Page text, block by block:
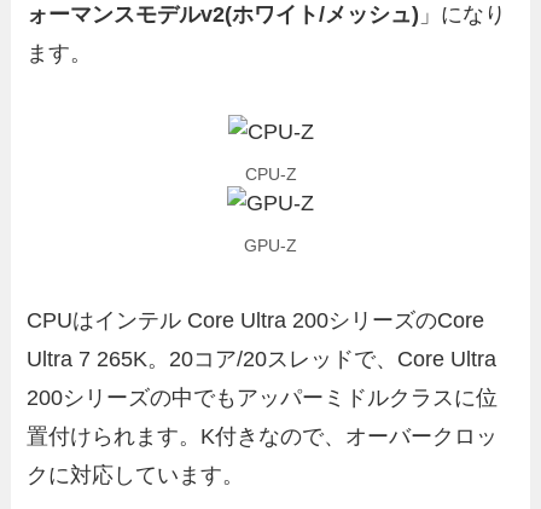
ォーマンスモデルv2(ホワイト/メッシュ) 」になり
ます。
CPU-Z
GPU-Z
CPUはインテル Core Ultra 200シリーズのCore
Ultra 7 265K。20コア/20スレッドで、Core Ultra
200シリーズの中でもアッパーミドルクラスに位
置付けられます。K付きなので、オーバークロッ
クに対応しています。